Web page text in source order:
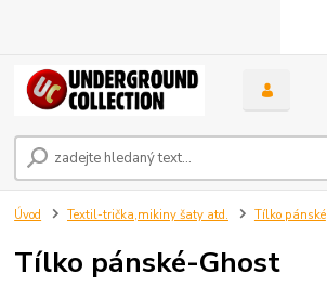
Úvod Textil-trička,mikiny šaty atd. Tílko pánské
Tílko pánské-Ghost